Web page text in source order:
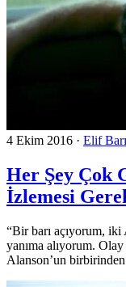
4 Ekim 2016 · Elif
Her Şey Çok
İzlemesi
“Bir barı açıyorum, iki
yanıma alıyorum.
Alanson’un